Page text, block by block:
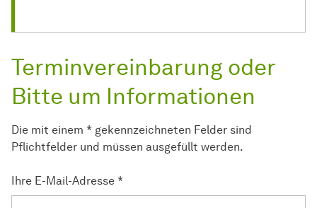
Terminvereinbarung oder
Bitte um In­for­ma­tio­nen
Die mit ei­nem * gekennzeichneten Felder sind
Pflichtfelder und müs­sen ausgefüllt wer­den.
Ihre E-Mail-Adresse *